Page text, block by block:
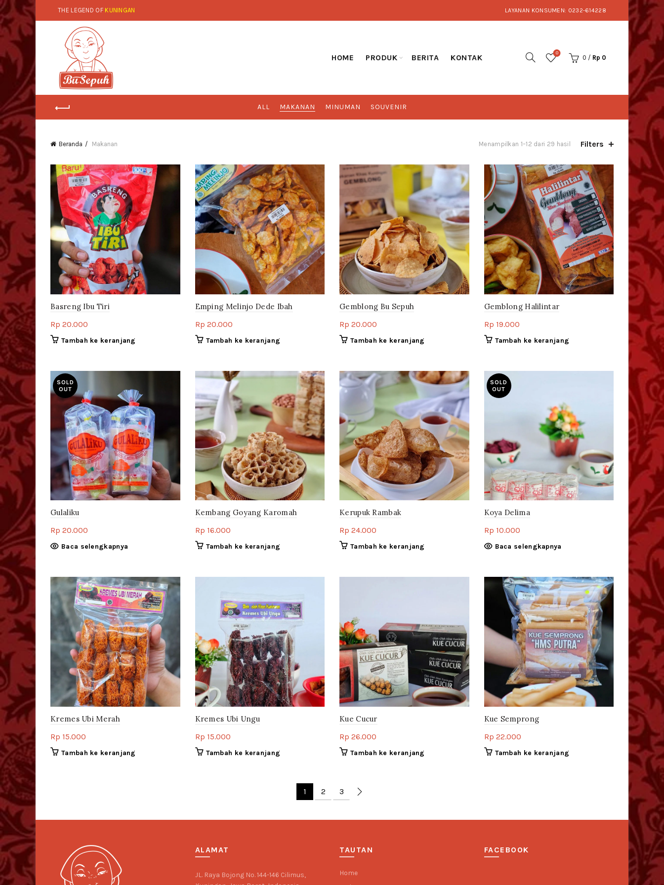
THE LEGEND OF KUNINGAN LAYANAN KONSUMEN: 0232-614228
HOME PRODUK BERITA KONTAK
0
0 / Rp 0
ALL MAKANAN MINUMAN SOUVENIR
Beranda Makanan Menampilkan 1–12 dari 29 hasil Filters
Basreng Ibu Tiri
Rp 20.000
Tambah ke keranjang
Emping Melinjo Dede Ibah
Rp 20.000
Tambah ke keranjang
Gemblong Bu Sepuh
Rp 20.000
Tambah ke keranjang
Gemblong Halilintar
Rp 19.000
Tambah ke keranjang
SOLD
OUT
Gulaliku
Rp 20.000
Baca selengkapnya
Kembang Goyang Karomah
Rp 16.000
Tambah ke keranjang
Kerupuk Rambak
Rp 24.000
Tambah ke keranjang
SOLD
OUT
Koya Delima
Rp 10.000
Baca selengkapnya
Kremes Ubi Merah
Rp 15.000
Tambah ke keranjang
Kremes Ubi Ungu
Rp 15.000
Tambah ke keranjang
Kue Cucur
Rp 26.000
Tambah ke keranjang
Kue Semprong
Rp 22.000
Tambah ke keranjang
1 2 3
ALAMAT
JL. Raya Bojong No. 144-146 Cilimus,
TAUTAN
Home
FACEBOOK